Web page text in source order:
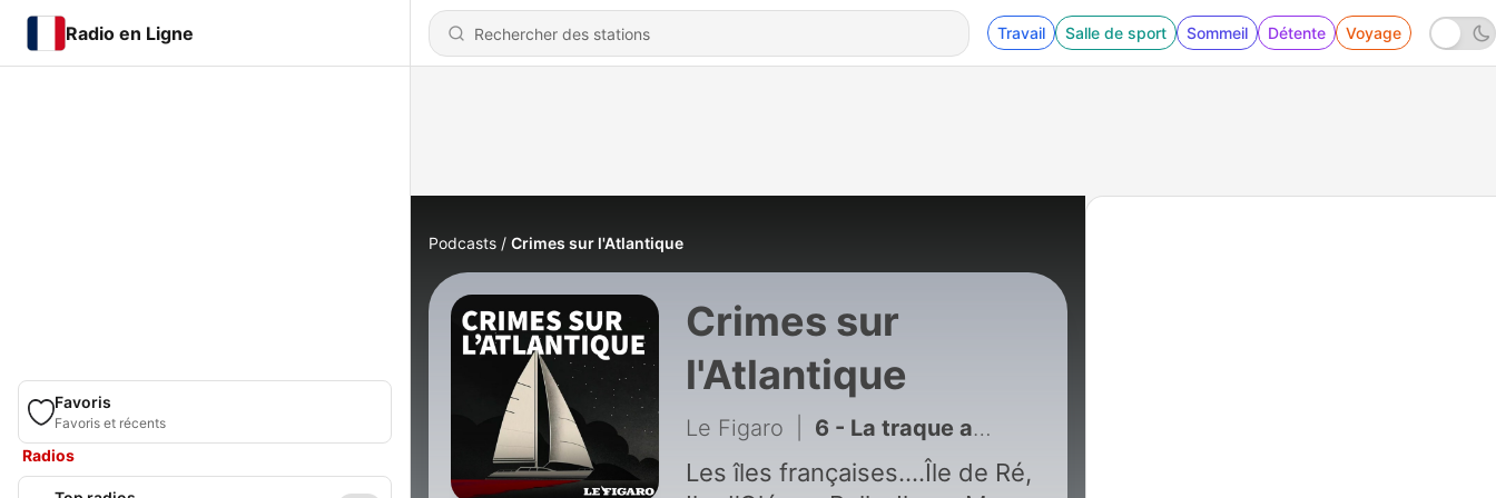
Radio en Ligne Travail Salle de sport Sommeil Détente Voyage
Favoris
Favoris et récents
Radios
Podcasts Crimes sur l'Atlantique
Crimes sur
l'Atlantique
Le Figaro 6 - La traque angoissante de l'incendiaire d'Ouessant
Les îles françaises….Île de Ré,